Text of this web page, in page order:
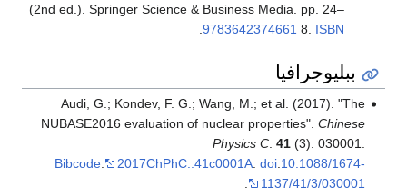
(2nd ed.). Springer Science & Business Media. pp. 24–
8. ISBN
9783642374661
.
ببليوجرافيا
Audi, G.; Kondev, F. G.; Wang, M.; et al. (2017). "The
NUBASE2016 evaluation of nuclear properties". Chinese
Physics C. 41(3): 030001.
Bibcode: 2017ChPhC..41c0001A. doi:10.1088/1674-
1137/41/3/030001